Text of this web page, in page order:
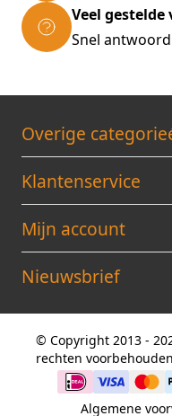
Veel gestelde
Snel
Overige
Klantenservice
Mijn account
Nieuwsbrief
© Copyright 2013 -
rechten
Algemene